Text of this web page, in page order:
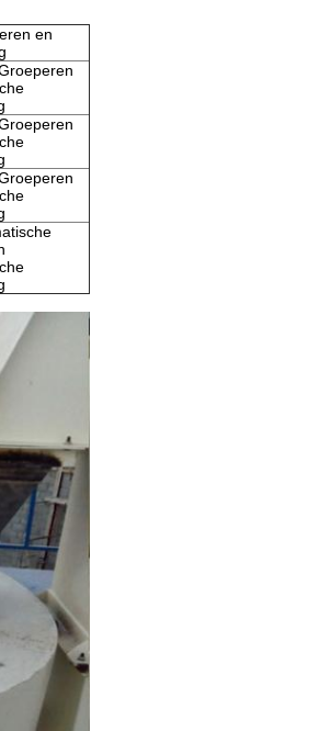
en